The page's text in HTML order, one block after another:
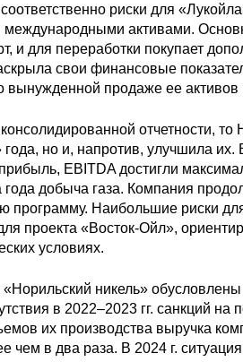
риски для
международными активами.
и для переработки покупает
свои финансовые
вынужденной продаже ее
отчетности,
но и, напротив, улучшила
EBITDA достигли
года добыча газа. Компания
программу. Наибольшие риски
проекта «Восток-Ойл»,
условиях.
никель»
в 2022–2023 гг. санкций
их производства выручка
чем в два раза. В 2024 г.